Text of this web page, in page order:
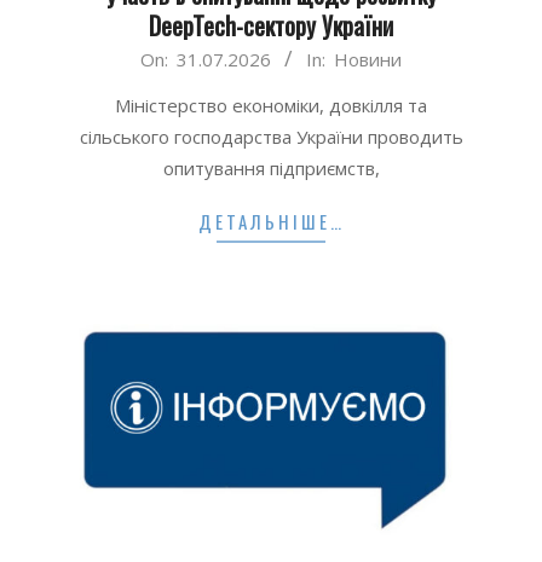
DeepTech-сектору України
On: 31.07.2026 In: Новини
Міністерство економіки, довкілля та
сільського господарства України проводить
опитування підприємств,
ДЕТАЛЬНІШЕ…